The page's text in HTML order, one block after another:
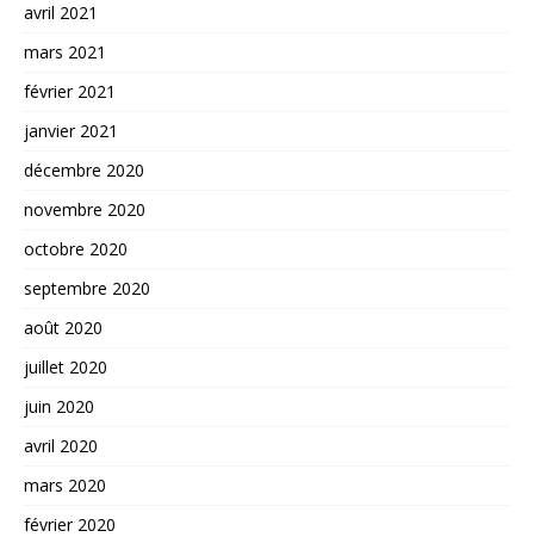
avril 2021
mars 2021
février 2021
janvier 2021
décembre 2020
novembre 2020
octobre 2020
septembre 2020
août 2020
juillet 2020
juin 2020
avril 2020
mars 2020
février 2020